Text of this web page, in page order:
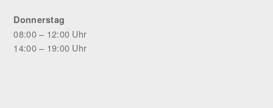
Donnerstag
08:00 – 12:00 Uhr
14:00 – 19:00 Uhr